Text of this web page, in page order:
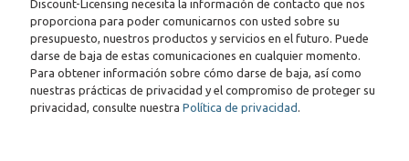
Discount-Licensing necesita la información de contacto que nos
proporciona para poder comunicarnos con usted sobre su
presupuesto, nuestros productos y servicios en el futuro. Puede
darse de baja de estas comunicaciones en cualquier momento.
Para obtener información sobre cómo darse de baja, así como
nuestras prácticas de privacidad y el compromiso de proteger su
privacidad, consulte nuestra Política de privacidad .